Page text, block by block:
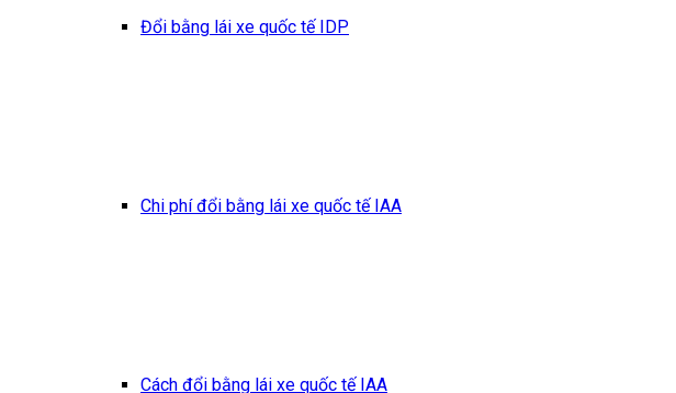
Đổi bằng lái xe quốc tế IDP
Chi phí đổi bằng lái xe quốc tế IAA
Cách đổi bằng lái xe quốc tế IAA